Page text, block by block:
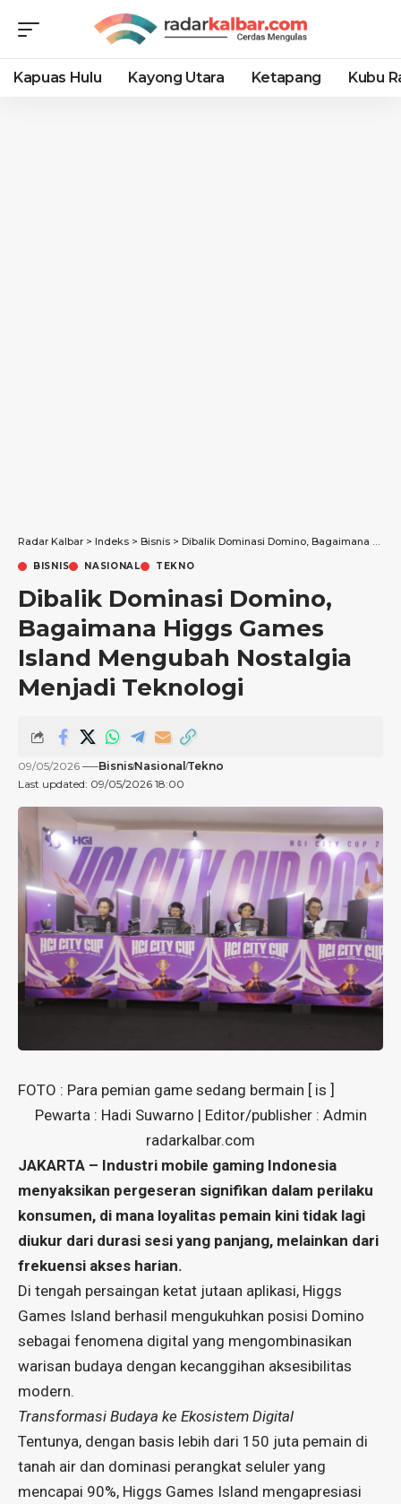
Kapuas Hulu Kayong Utara Ketapang Kubu
Radar Kalbar > Indeks > Bisnis > Dibalik Dominasi Domino, Bagaimana Higgs Games Island Mengubah Nostalgia Menjadi Teknologi
BISNIS NASIONAL TEKNO
Dibalik Dominasi Domino,
Bagaimana Higgs Games
Island Mengubah Nostalgia
Menjadi Teknologi
Last updated: 09/05/2026 18:00
09/05/2026 BisnisNasionalTekno
FOTO : Para pemian game sedang bermain [ is ]
Pewarta : Hadi Suwarno | Editor/publisher : Admin
radarkalbar.com
JAKARTA – Industri mobile gaming Indonesia
menyaksikan pergeseran signifikan dalam perilaku
konsumen, di mana loyalitas pemain kini tidak lagi
diukur dari durasi sesi yang panjang, melainkan dari
frekuensi akses harian.
Di tengah persaingan ketat jutaan aplikasi, Higgs
Games Island berhasil mengukuhkan posisi Domino
sebagai fenomena digital yang mengombinasikan
warisan budaya dengan kecanggihan aksesibilitas
modern.
Transformasi Budaya ke Ekosistem Digital
Tentunya, dengan basis lebih dari 150 juta pemain di
tanah air dan dominasi perangkat seluler yang
mencapai 90%, Higgs Games Island mengapresiasi